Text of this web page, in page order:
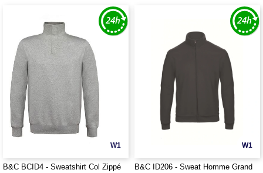
W1
B&C BCID4 - Sweatshirt Col Zippé
W1
B&C ID206 - Sweat Homme Grand